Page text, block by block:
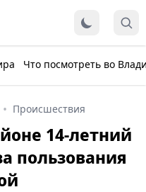
Что посмотреть во
Происшествия
14-летний
пользования